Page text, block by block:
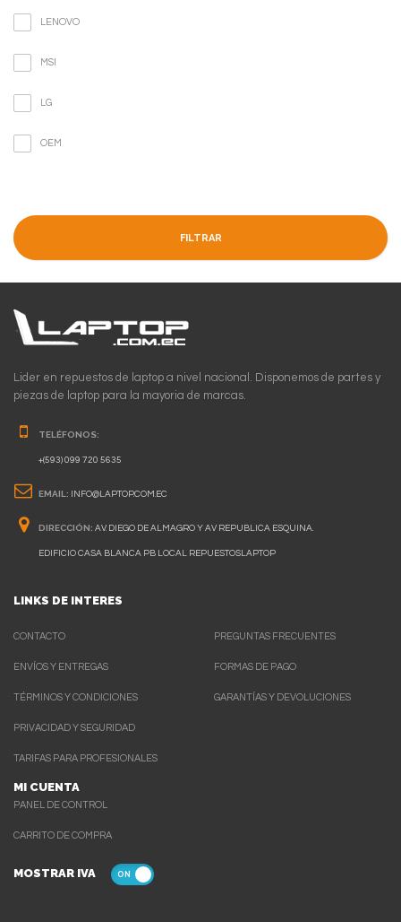
LENOVO
MSI
LG
OEM
FILTRAR
Lider en repuestos de laptop a nivel nacional. Disponemos de partes y
piezas de laptop para la mayoria de marcas.
TELÉFONOS:
+(593) 099 720 5635
EMAIL: INFO@LAPTOP.COM.EC
DIRECCIÓN: AV. DIEGO DE ALMAGRO Y AV REPUBLICA ESQUINA.
EDIFICIO CASA BLANCA PB LOCAL REPUESTOSLAPTOP
LINKS DE INTERES
CONTACTO
ENVÍOS Y ENTREGAS
TÉRMINOS Y CONDICIONES
PRIVACIDAD Y SEGURIDAD
TARIFAS PARA PROFESIONALES
MI CUENTA
PANEL DE CONTROL
CARRITO DE COMPRA
PREGUNTAS FRECUENTES
FORMAS DE PAGO
GARANTÍAS Y DEVOLUCIONES
MOSTRAR IVA